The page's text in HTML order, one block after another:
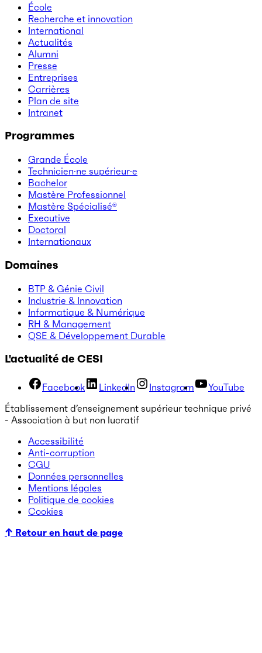
École
Recherche et innovation
International
Actualités
Alumni
Presse
Entreprises
Carrières
Plan de site
Intranet
Programmes
Grande École
Technicien·ne supérieur·e
Bachelor
Mastère Professionnel
Mastère Spécialisé®
Executive
Doctoral
Internationaux
Domaines
BTP & Génie Civil
Industrie & Innovation
Informatique & Numérique
RH & Management
QSE & Développement Durable
L'actualité de CESI
Facebook LinkedIn Instagram
YouTube
Établissement d’enseignement supérieur technique privé
- Association à but non lucratif
Accessibilité
Anti-corruption
CGU
Données personnelles
Mentions légales
Politique de cookies
Cookies
↑ Retour en haut de page